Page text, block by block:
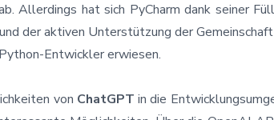
Allerdings hat sich PyCharm dank seiner
der aktiven Unterstützung der
Entwickler erwiesen.
von ChatGPT in die